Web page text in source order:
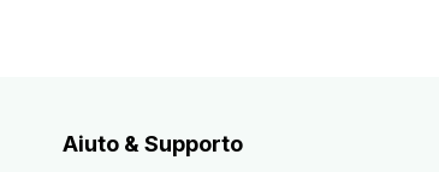
Aiuto & Supporto